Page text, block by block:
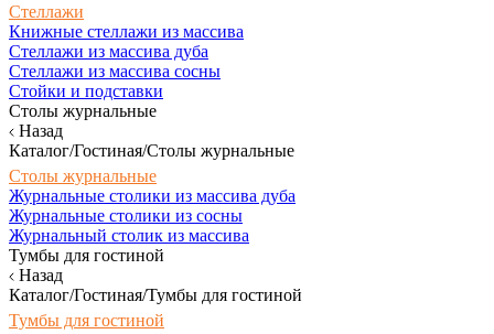
Стеллажи
Книжные стеллажи из массива
Стеллажи из массива дуба
Стеллажи из массива сосны
Стойки и подставки
Столы журнальные
Назад
Каталог/Гостиная/Столы журнальные
Столы журнальные
Журнальные столики из массива дуба
Журнальные столики из сосны
Журнальный столик из массива
Тумбы для гостиной
Назад
Каталог/Гостиная/Тумбы для гостиной
Тумбы для гостиной